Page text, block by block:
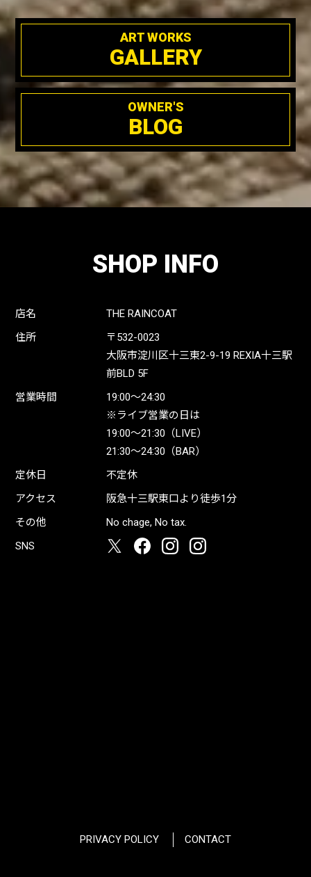
ART WORKS
GALLERY
OWNER'S
BLOG
SHOP INFO
店名
THE RAINCOAT
住所
〒532-0023
大阪市淀川区十三東2-9-19 REXIA十三駅
前BLD 5F
営業時間
19:00〜24:30
※ライブ営業の日は
19:00〜21:30（LIVE）
21:30〜24:30（BAR）
定休日
不定休
アクセス
阪急十三駅東口より徒歩1分
その他
No chage, No tax.
SNS
PRIVACY POLICY CONTACT